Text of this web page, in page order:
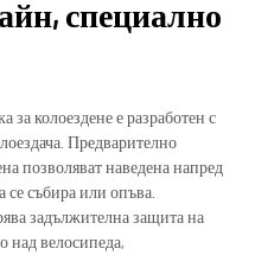
специално
за колоездене е разработен с
Предварително
позволяват наведена напред
се събира или опъва.
задължителна защита на
над велосипеда,